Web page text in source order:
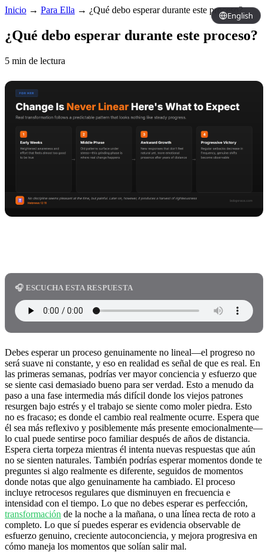
English
Inicio → Para Ella → ¿Qué debo esperar durante este proceso?
¿Qué debo esperar durante este proceso?
5 min de lectura
🎧 ESCUCHA ESTA RESPUESTA
Debes esperar un proceso genuinamente no lineal—el progreso no
será suave ni constante, y eso en realidad es señal de que es real. En
las primeras semanas, podrías ver mayor conciencia y esfuerzo que
se siente casi demasiado bueno para ser verdad. Esto a menudo da
paso a una fase intermedia más difícil donde los viejos patrones
resurgen bajo estrés y el trabajo se siente como moler piedra. Esto
no es fracaso; es donde el cambio real realmente ocurre. Espera que
él sea más reflexivo y posiblemente más presente emocionalmente—
lo cual puede sentirse poco familiar después de años de distancia.
Espera cierta torpeza mientras él intenta nuevas respuestas que aún
no se sienten naturales. También podrías esperar momentos donde te
preguntes si algo realmente es diferente, seguidos de momentos
donde notas que algo genuinamente ha cambiado. El proceso
incluye retrocesos regulares que disminuyen en frecuencia e
intensidad con el tiempo. Lo que no debes esperar es perfección,
transformación de la noche a la mañana, o una línea recta de roto a
completo. Lo que sí puedes esperar es evidencia observable de
esfuerzo genuino, creciente autoconciencia, y mejora progresiva en
cómo maneja los momentos que solían salir mal.